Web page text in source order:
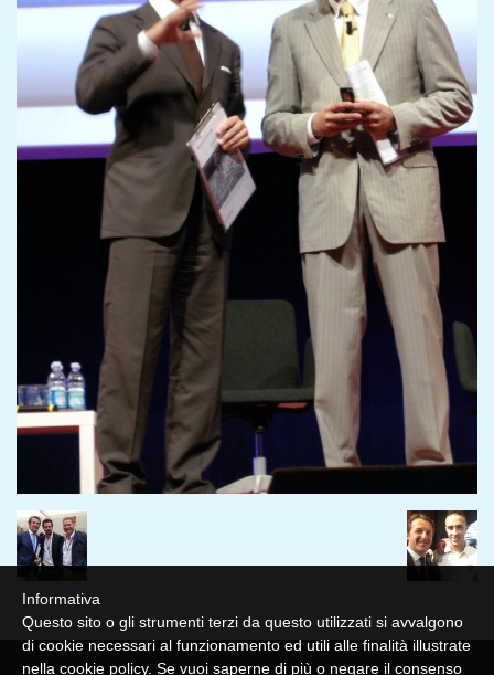
Informativa
Questo sito o gli strumenti terzi da questo utilizzati si avvalgono
di cookie necessari al funzionamento ed utili alle finalità illustrate
nella cookie policy. Se vuoi saperne di più o negare il consenso